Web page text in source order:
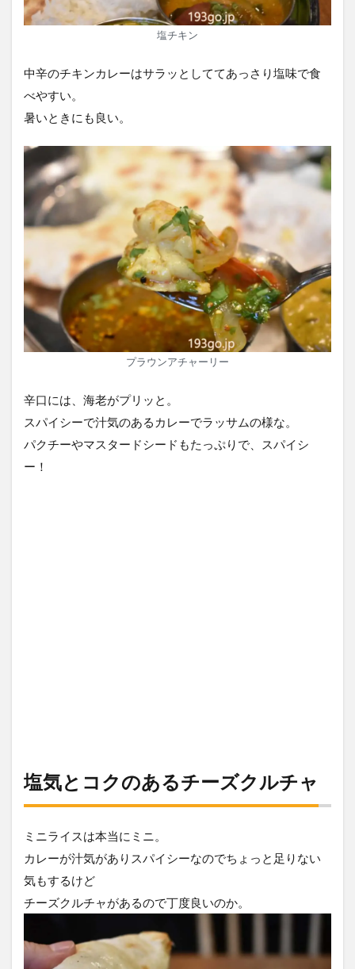
塩チキン
中辛のチキンカレーはサラッとしててあっさり塩味で食
べやすい。
暑いときにも良い。
プラウンアチャーリー
辛口には、海老がプリッと。
スパイシーで汁気のあるカレーでラッサムの様な。
パクチーやマスタードシードもたっぷりで、スパイシ
ー！
塩気とコクのあるチーズクルチャ
ミニライスは本当にミニ。
カレーが汁気がありスパイシーなのでちょっと足りない
気もするけど
チーズクルチャがあるので丁度良いのか。